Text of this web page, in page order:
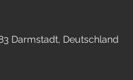
Darmstadt, Deutschland